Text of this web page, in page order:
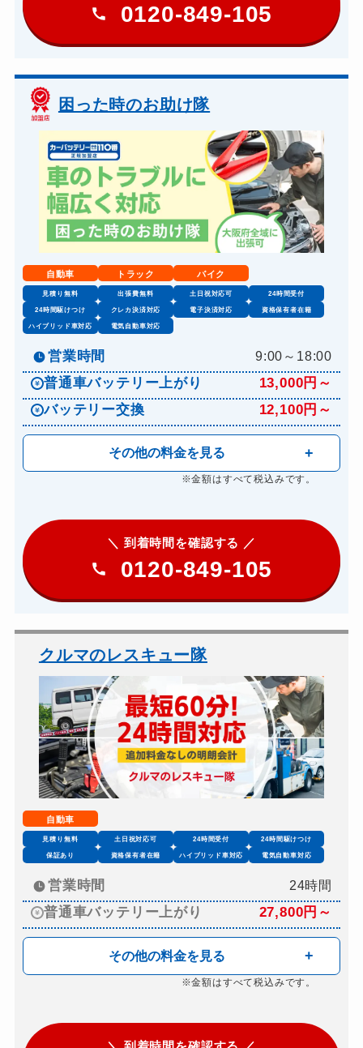
0120-849-105
困った時のお助け隊
自動車 トラック バイク
見積り無料 出張費無料 土日祝対応可 24時間受付
24時間駆けつけ クレカ決済対応 電子決済対応 資格保有者在籍
ハイブリッド車対応 電気自動車対応
営業時間 9:00～18:00
普通車バッテリー上がり
13,000円～
バッテリー交換
12,100円～
その他の料金を見る
※金額はすべて税込みです。
＼ 到着時間を確認する ／
0120-849-105
クルマのレスキュー隊
自動車
見積り無料 土日祝対応可 24時間受付 24時間駆けつけ
保証あり 資格保有者在籍 ハイブリッド車対応 電気自動車対応
営業時間 24時間
普通車バッテリー上がり 27,800円～
その他の料金を見る
※金額はすべて税込みです。